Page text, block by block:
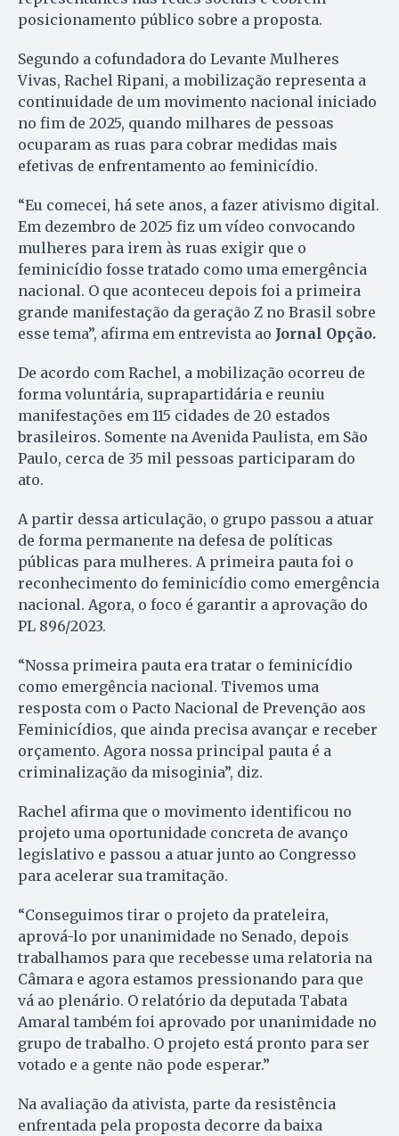
posicionamento público sobre a proposta.
Segundo a cofundadora do Levante Mulheres
Vivas, Rachel Ripani, a mobilização representa a
continuidade de um movimento nacional iniciado
no fim de 2025, quando milhares de pessoas
ocuparam as ruas para cobrar medidas mais
efetivas de enfrentamento ao feminicídio.
“Eu comecei, há sete anos, a fazer ativismo digital.
Em dezembro de 2025 fiz um vídeo convocando
mulheres para irem às ruas exigir que o
feminicídio fosse tratado como uma emergência
nacional. O que aconteceu depois foi a primeira
grande manifestação da geração Z no Brasil sobre
esse tema”, afirma em entrevista ao Jornal Opção.
De acordo com Rachel, a mobilização ocorreu de
forma voluntária, suprapartidária e reuniu
manifestações em 115 cidades de 20 estados
brasileiros. Somente na Avenida Paulista, em São
Paulo, cerca de 35 mil pessoas participaram do
ato.
A partir dessa articulação, o grupo passou a atuar
de forma permanente na defesa de políticas
públicas para mulheres. A primeira pauta foi o
reconhecimento do feminicídio como emergência
nacional. Agora, o foco é garantir a aprovação do
PL 896/2023.
“Nossa primeira pauta era tratar o feminicídio
como emergência nacional. Tivemos uma
resposta com o Pacto Nacional de Prevenção aos
Feminicídios, que ainda precisa avançar e receber
orçamento. Agora nossa principal pauta é a
criminalização da misoginia”, diz.
Rachel afirma que o movimento identificou no
projeto uma oportunidade concreta de avanço
legislativo e passou a atuar junto ao Congresso
para acelerar sua tramitação.
“Conseguimos tirar o projeto da prateleira,
aprová-lo por unanimidade no Senado, depois
trabalhamos para que recebesse uma relatoria na
Câmara e agora estamos pressionando para que
vá ao plenário. O relatório da deputada Tabata
Amaral também foi aprovado por unanimidade no
grupo de trabalho. O projeto está pronto para ser
votado e a gente não pode esperar.”
Na avaliação da ativista, parte da resistência
enfrentada pela proposta decorre da baixa